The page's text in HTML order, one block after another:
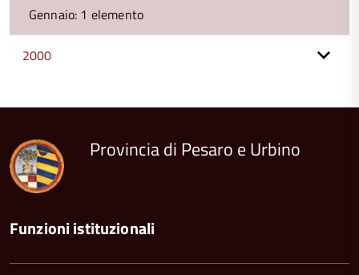
Gennaio: 1 elemento
2000
del
Provincia di Pesaro e Urbino
Funzioni istituzionali